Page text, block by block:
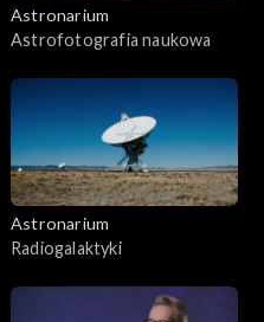
Astronarium
Astrofotografia naukowa
Astronarium
Radiogalaktyki